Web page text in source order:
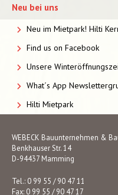
Neu bei uns
Neu im Mietpark! Hilti
Find us on Facebook
Unsere
What´s App
Hilti Mietpark
WEBECK Bauunternehmen &
Benkhauser Str. 14
D-94437 Mamming
Tel.: 0 99 55 / 90 47 11
Fax: 0 99 55 / 90 47 17